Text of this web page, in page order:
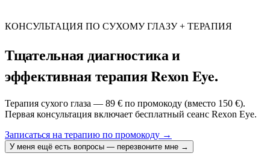
КОНСУЛЬТАЦИЯ ПО СУХОМУ ГЛАЗУ + ТЕРАПИЯ
Тщательная диагностика и
эффективная терапия Rexon Eye.
Терапия сухого глаза — 89 € по промокоду (вместо 150 €).
Первая консультация включает бесплатный сеанс Rexon Eye.
Записаться на терапию по промокоду →
У меня ещё есть вопросы — перезвоните мне →